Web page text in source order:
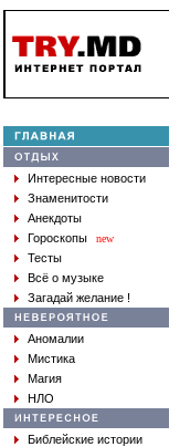
Интересные новости
Знаменитости
Анекдоты
Гороскопы
new
Тесты
Всё о музыке
Загадай желание !
Аномалии
Мистика
Магия
НЛО
Библейские истории